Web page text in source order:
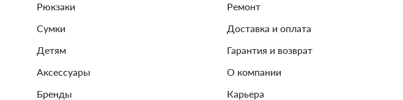
Рюкзаки
Сумки
Детям
Аксессуары
Бренды
Ремонт
Доставка и оплата
Гарантия и возврат
О компании
Карьера